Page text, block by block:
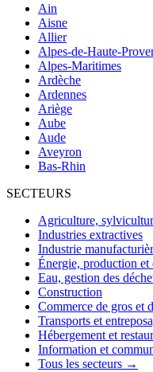
Ain
Aisne
Allier
Alpes-de-Haute-
Alpes-Maritimes
Ardèche
Ardennes
Ariège
Aube
Aude
Aveyron
Bas-Rhin
SECTEURS
Agriculture,
Industries extractives
Industrie
Énergie, production et
Eau, gestion des
Construction
Commerce de gros et
Transports et
Hébergement et
Information et
Tous les secteurs →